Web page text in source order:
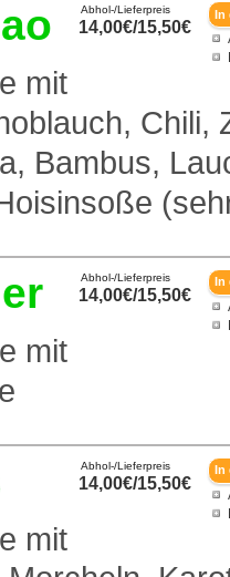
Abhol-/Lieferpreis
14,00€/15,50€
mit
Chili,
Bambus,
Abhol-/Lieferpreis
14,00€/15,50€
mit
Abhol-/Lieferpreis
14,00€/15,50€
mit